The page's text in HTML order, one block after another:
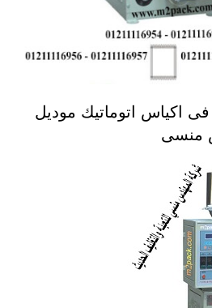
فى اكياس اتوماتيك موديل